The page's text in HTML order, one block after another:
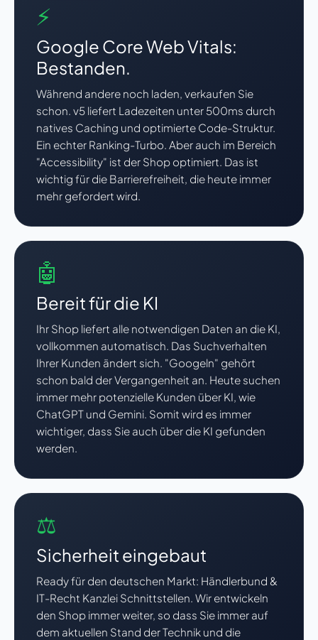
⚡
Google Core Web Vitals:
Bestanden.
Während andere noch laden, verkaufen Sie
schon. v5 liefert Ladezeiten unter 500ms durch
natives Caching und optimierte Code-Struktur.
Ein echter Ranking-Turbo. Aber auch im Bereich
"Accessibility" ist der Shop optimiert. Das ist
wichtig für die Barrierefreiheit, die heute immer
mehr gefordert wird.
🤖
Bereit für die KI
Ihr Shop liefert alle notwendigen Daten an die KI,
vollkommen automatisch. Das Suchverhalten
Ihrer Kunden ändert sich. "Googeln" gehört
schon bald der Vergangenheit an. Heute suchen
immer mehr potenzielle Kunden über KI, wie
ChatGPT und Gemini. Somit wird es immer
wichtiger, dass Sie auch über die KI gefunden
werden.
⚖️
Sicherheit eingebaut
Ready für den deutschen Markt: Händlerbund &
IT-Recht Kanzlei Schnittstellen. Wir entwickeln
den Shop immer weiter, so dass Sie immer auf
dem aktuellen Stand der Technik und die